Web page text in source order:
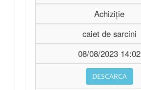
Achiziție
caiet de sarcini
08/08/2023 14:02
DESCARCA